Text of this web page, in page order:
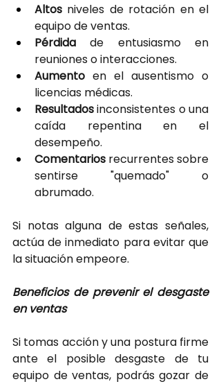
Altos niveles de rotación en el
equipo de ventas.
Pérdida de entusiasmo en
reuniones o interacciones.
Aumento en el ausentismo o
licencias médicas.
Resultados inconsistentes o una
caída repentina en el
desempeño.
Comentarios recurrentes sobre
sentirse "quemado" o
abrumado.
Si notas alguna de estas señales,
actúa de inmediato para evitar que
la situación empeore.
Beneficios de prevenir el desgaste
en ventas
Si tomas acción y una postura firme
ante el posible desgaste de tu
equipo de ventas, podrás gozar de